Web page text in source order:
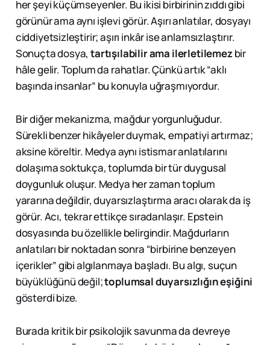
her şeyi küçümseyenler. Bu ikisi birbirinin zıddı gibi
görünür ama aynı işlevi görür. Aşırı anlatılar, dosyayı
ciddiyetsizleştirir; aşırı inkâr ise anlamsızlaştırır.
Sonuçta dosya,tartışılabilir ama ilerletilemezbir
hâle gelir. Toplum da rahatlar. Çünkü artık “aklı
başında insanlar” bu konuyla uğraşmıyordur.
Bir diğer mekanizma, mağdur yorgunluğudur.
Sürekli benzer hikâyeler duymak, empatiyi artırmaz;
aksine köreltir. Medya aynı istismar anlatılarını
dolaşıma soktukça, toplumda bir tür duygusal
doygunluk oluşur. Medya her zaman toplum
yararına değildir, duyarsızlaştırma aracı olarak da iş
görür. Acı, tekrar ettikçe sıradanlaşır. Epstein
dosyasında bu özellikle belirgindir. Mağdurların
anlatıları bir noktadan sonra “birbirine benzeyen
içerikler” gibi algılanmaya başladı. Bu algı, suçun
büyüklüğünü değil;toplumsal duyarsızlığın eşiğini
gösterdi bize.
Burada kritik bir psikolojik savunma da devreye